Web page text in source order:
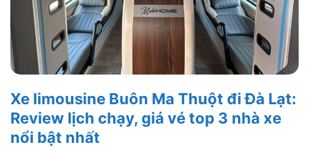
Xe limousine Buôn Ma Thuột đi Đà Lạt:
Review lịch chạy, giá vé top 3 nhà xe
nổi bật nhất